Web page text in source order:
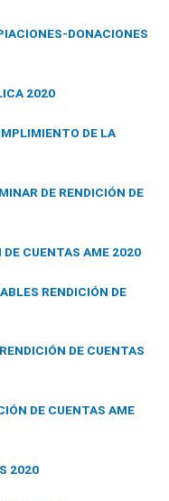
DONACIONES
2020
DE LA
DE RENDICIÓN DE
DE CUENTAS AME 2020
RENDICIÓN DE
DE CUENTAS
DE CUENTAS AME
2020